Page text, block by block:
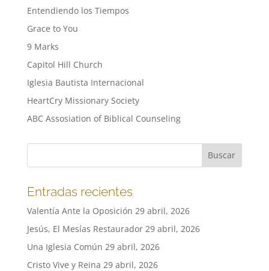
Entendiendo los Tiempos
Grace to You
9 Marks
Capitol Hill Church
Iglesia Bautista Internacional
HeartCry Missionary Society
ABC Assosiation of Biblical Counseling
Entradas recientes
Valentía Ante la Oposición 29 abril, 2026
Jesús, El Mesías Restaurador 29 abril, 2026
Una Iglesia Común 29 abril, 2026
Cristo Vive y Reina 29 abril, 2026